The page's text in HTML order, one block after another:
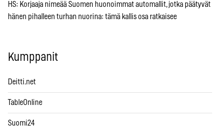
HS: Korjaaja nimeää Suomen huonoimmat automallit, jotka päätyvät
hänen pihalleen turhan nuorina: tämä kallis osa ratkaisee
Kumppanit
Deitti.net
TableOnline
Suomi24